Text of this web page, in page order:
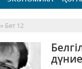
» Бет 12